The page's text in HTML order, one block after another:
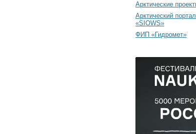
Арктические
Арктический портал
«SIOWS»
ФИП «Гидромет»